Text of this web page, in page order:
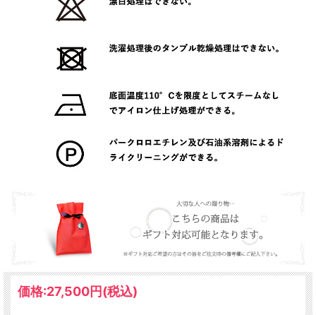
価格:27,500円(税込)